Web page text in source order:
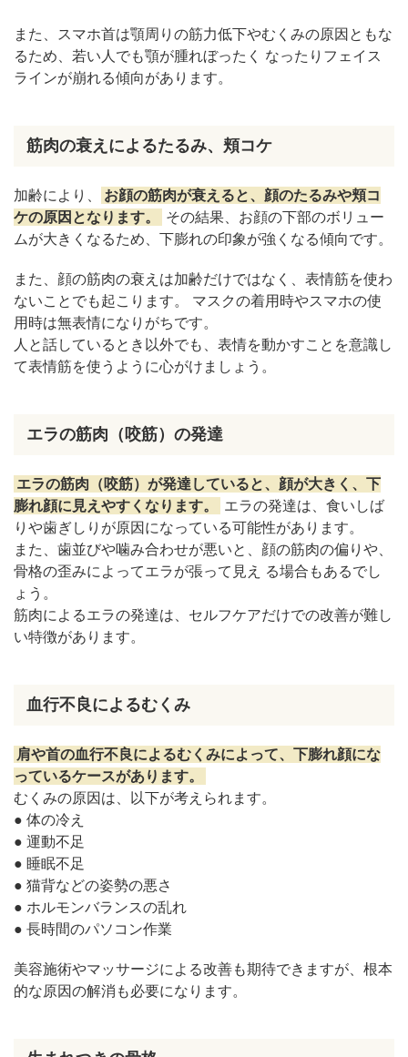
また、スマホ首は顎周りの筋力低下やむくみの原因ともな
るため、若い人でも顎が腫れぼったく なったりフェイス
ラインが崩れる傾向があります。
筋肉の衰えによるたるみ、頬コケ
加齢により、
お顔の筋肉が衰えると、顔のたるみや頬コ
ケの原因となります。
その結果、お顔の下部のボリュー
ムが大きくなるため、下膨れの印象が強くなる傾向です。
また、顔の筋肉の衰えは加齢だけではなく、表情筋を使わ
ないことでも起こります。 マスクの着用時やスマホの使
用時は無表情になりがちです。
人と話しているとき以外でも、表情を動かすことを意識し
て表情筋を使うように心がけましょう。
エラの筋肉（咬筋）の発達
エラの筋肉（咬筋）が発達していると、顔が大きく、下
膨れ顔に見えやすくなります。
エラの発達は、食いしば
りや歯ぎしりが原因になっている可能性があります。
また、歯並びや噛み合わせが悪いと、顔の筋肉の偏りや、
骨格の歪みによってエラが張って見え る場合もあるでし
ょう。
筋肉によるエラの発達は、セルフケアだけでの改善が難し
い特徴があります。
血行不良によるむくみ
肩や首の血行不良によるむくみによって、下膨れ顔にな
っているケースがあります。
むくみの原因は、以下が考えられます。
● 体の冷え
● 運動不足
● 睡眠不足
● 猫背などの姿勢の悪さ
● ホルモンバランスの乱れ
● 長時間のパソコン作業
美容施術やマッサージによる改善も期待できますが、根本
的な原因の解消も必要になります。